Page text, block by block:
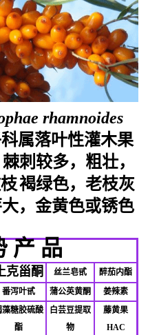
rhamnoides
属落叶性灌木果
刺较多，粗壮，
褐绿色，老枝灰
，金黄色或锈色
产 品
克甾酮 丝兰皂甙
醉茄内酯
番泻叶甙 蒲公英黄酮 姜辣素
藻糖胶硫酸
酯
白芸豆提取
物
藤黄果
HAC